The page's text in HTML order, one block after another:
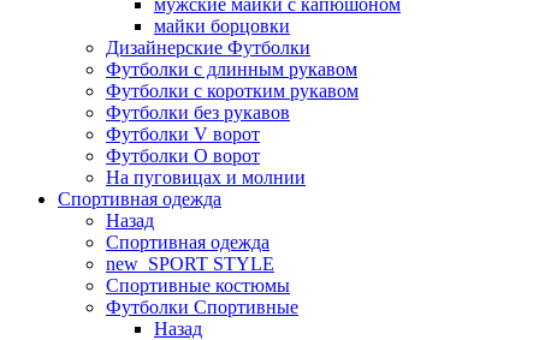
мужские майки с капюшоном
майки борцовки
Дизайнерские Футболки
Футболки с длинным рукавом
Футболки с коротким рукавом
Футболки без рукавов
Футболки V ворот
Футболки O ворот
На пуговицах и молнии
Спортивная одежда
Назад
Спортивная одежда
new_SPORT STYLE
Спортивные костюмы
Футболки Спортивные
Назад